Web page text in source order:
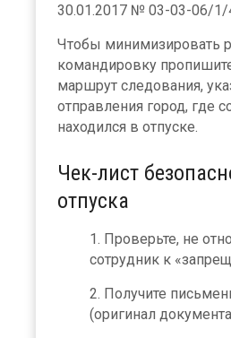
30.01.2017 № 03-03-06/1/
Чтобы минимизировать
командировку
маршрут следования,
отправления город, где
находился в отпуске.
Чек-лист
отпуска
Проверьте, не
сотрудник к
Получите
(оригинал